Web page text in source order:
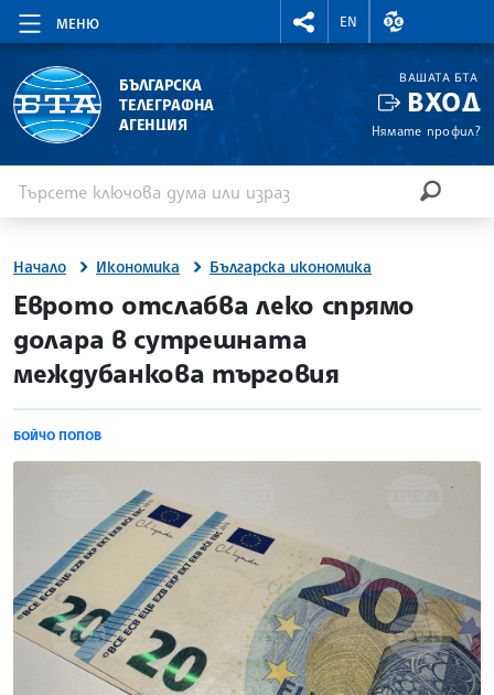
МЕНЮ
RIGHTMENU.SOCIAL
EN
ВАЛУТНИ
БЪЛГАРСКА
ТЕЛЕГРАФНА
АГЕНЦИЯ
ВАШАТА БТА
ВХОД
Нямате профил?
Начало Икономика Българска икономика
site.bta
Еврото отслабва леко спрямо
долара в сутрешната
междубанкова търговия
БОЙЧО ПОПОВ